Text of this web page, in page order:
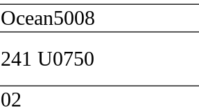
Ocean5008
241 U0750
02